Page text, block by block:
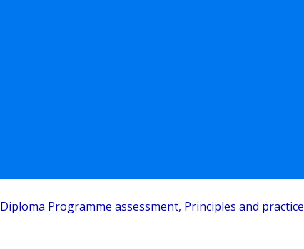
Diploma Programme assessment, Principles and practice